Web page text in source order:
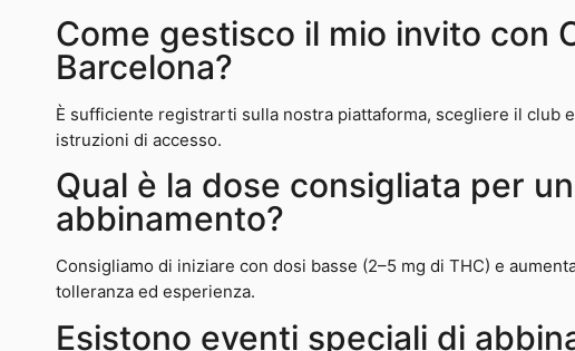
Come gestisco il mio invito con
Barcelona?
È sufficiente registrarti sulla nostra piattaforma, scegliere il club
istruzioni di accesso.
Qual è la dose consigliata per
abbinamento?
Consigliamo di iniziare con dosi basse (2–5 mg di THC) e
tolleranza ed esperienza.
Esistono eventi speciali di